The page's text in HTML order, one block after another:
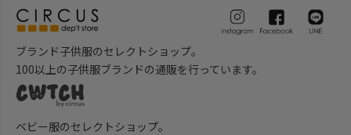
ブランド子供服のセレクトショップ。
100以上の子供服ブランドの通販を行っています。
ベビー服のセレクトショップ。